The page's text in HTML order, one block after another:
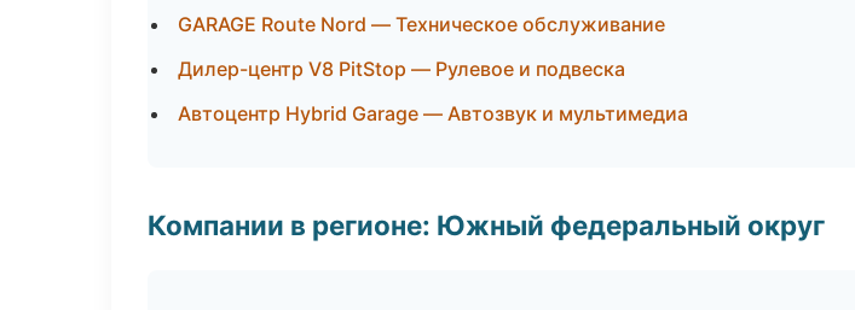
GARAGE Route Nord — Техническое обслуживание
Дилер-центр V8 PitStop — Рулевое и подвеска
Автоцентр Hybrid Garage — Автозвук и мультимедиа
Компании в регионе: Южный федеральный округ